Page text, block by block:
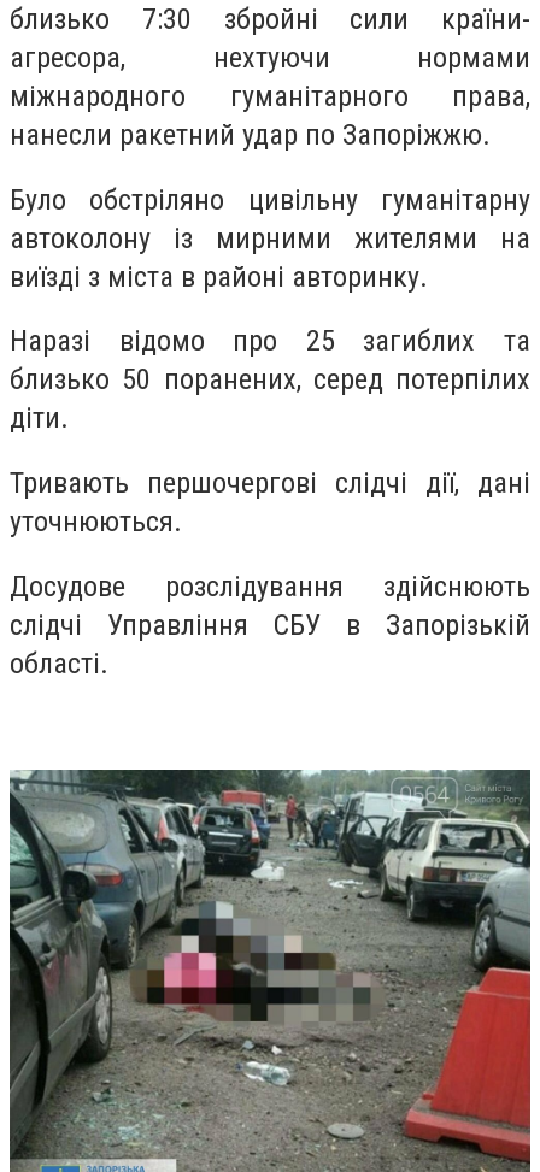
близько 7:30 збройні сили країни-
агресора, нехтуючи нормами
міжнародного гуманітарного права,
нанесли ракетний удар по Запоріжжю.
Було обстріляно цивільну гуманітарну
автоколону із мирними жителями на
виїзді з міста в районі авторинку.
Наразі відомо про 25 загиблих та
близько 50 поранених, серед потерпілих
діти.
Тривають першочергові слідчі дії, дані
уточнюються.
Досудове розслідування здійснюють
слідчі Управління СБУ в Запорізькій
області.